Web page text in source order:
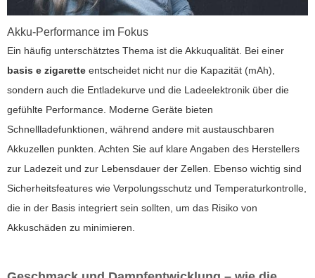
Akku-Performance im Fokus
Ein häufig unterschätztes Thema ist die Akkuqualität. Bei einer
basis e zigarette entscheidet nicht nur die Kapazität (mAh),
sondern auch die Entladekurve und die Ladeelektronik über die
gefühlte Performance. Moderne Geräte bieten
Schnellladefunktionen, während andere mit austauschbaren
Akkuzellen punkten. Achten Sie auf klare Angaben des Herstellers
zur Ladezeit und zur Lebensdauer der Zellen. Ebenso wichtig sind
Sicherheitsfeatures wie Verpolungsschutz und Temperaturkontrolle,
die in der Basis integriert sein sollten, um das Risiko von
Akkuschäden zu minimieren.